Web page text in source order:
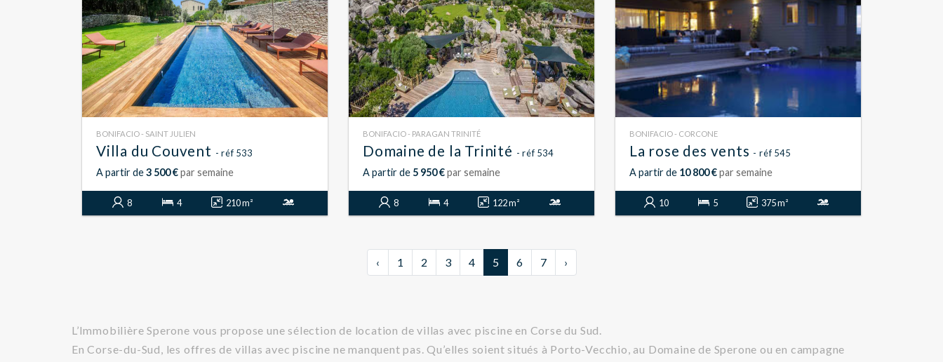
BONIFACIO - SAINT JULIEN
Villa du Couvent - réf 533
A partir de3 500 €par semaine
8 4 210 m²
BONIFACIO - PARAGAN TRINITÉ
Domaine de la Trinité - réf 534
A partir de 5 950 €par semaine
8 4 122 m²
BONIFACIO - CORCONE
La rose des vents - réf 545
A partir de 10 800 €par semaine
10 5 375 m²
‹ 1 2 3 4 5 6 7 ›
L’Immobilière Sperone vous propose une sélection de location de villas avec piscine en Corse du Sud.
En Corse-du-Sud, les offres de villas avec piscine ne manquent pas. Qu’elles soient situés à Porto-Vecchio, au Domaine de Sperone ou en campagne